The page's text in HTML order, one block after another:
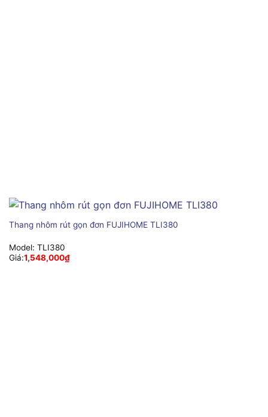
Thang nhôm rút gọn đơn FUJIHOME TLI380
Model: TLI380
Giá:1,548,000₫